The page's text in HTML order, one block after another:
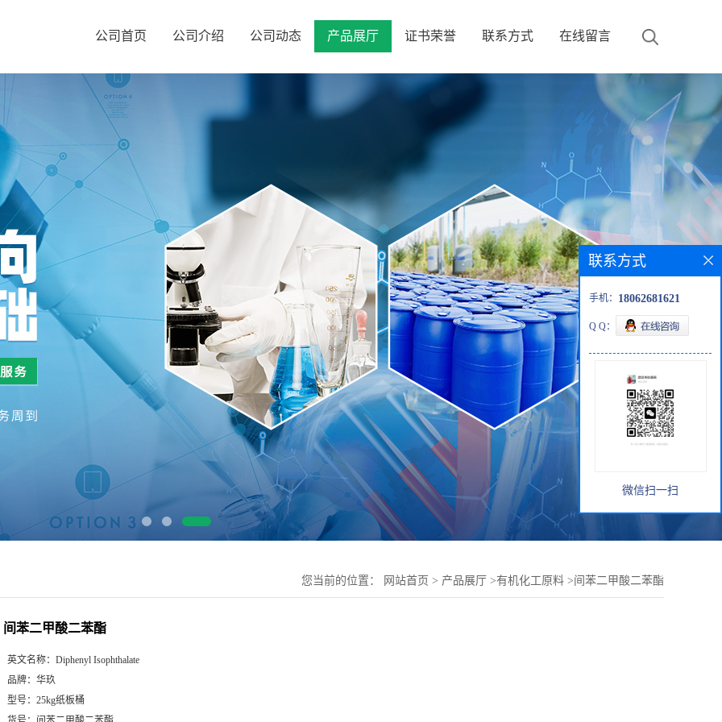
公司首页 公司介绍 公司动态 产品展厅 证书荣誉 联系方式 在线留言
您当前的位置： 网站首页 > 产品展厅 >有机化工原料 >间苯二甲酸二苯酯
间苯二甲酸二苯酯
英文名称： Diphenyl Isophthalate
品牌： 华玖
型号： 25kg纸板桶
联系方式
手机： 18062681621
Q Q：
微信扫一扫